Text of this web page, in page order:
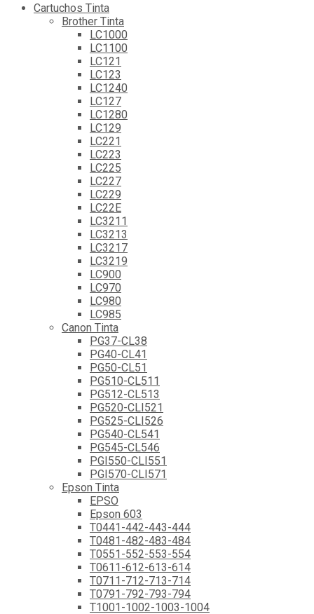
Cartuchos Tinta
Brother Tinta
LC1000
LC1100
LC121
LC123
LC1240
LC127
LC1280
LC129
LC221
LC223
LC225
LC227
LC229
LC22E
LC3211
LC3213
LC3217
LC3219
LC900
LC970
LC980
LC985
Canon Tinta
PG37-CL38
PG40-CL41
PG50-CL51
PG510-CL511
PG512-CL513
PG520-CLI521
PG525-CLI526
PG540-CL541
PG545-CL546
PGI550-CLI551
PGI570-CLI571
Epson Tinta
EPSO
Epson 603
T0441-442-443-444
T0481-482-483-484
T0551-552-553-554
T0611-612-613-614
T0711-712-713-714
T0791-792-793-794
T1001-1002-1003-1004